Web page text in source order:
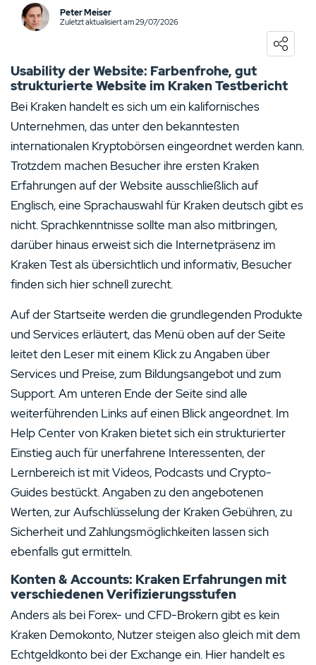
NUTZER BEWERTUNG
5 Sterne
4 Sterne
2 Sterne
1 Stern
Peter Meiser
Zuletzt aktualisiert am 29/07/2026
Usability der Website: Farbenfrohe, gut
strukturierte Website im Kraken Testbericht
Bei Kraken handelt es sich um ein kalifornisches
Unternehmen, das unter den bekanntesten
internationalen Kryptobörsen eingeordnet werden kann.
Trotzdem machen Besucher ihre ersten Kraken
Erfahrungen auf der Website ausschließlich auf
Englisch, eine Sprachauswahl für Kraken deutsch gibt es
nicht. Sprachkenntnisse sollte man also mitbringen,
darüber hinaus erweist sich die Internetpräsenz im
Kraken Test als übersichtlich und informativ, Besucher
finden sich hier schnell zurecht.
Auf der Startseite werden die grundlegenden Produkte
und Services erläutert, das Menü oben auf der Seite
leitet den Leser mit einem Klick zu Angaben über
Services und Preise, zum Bildungsangebot und zum
Support. Am unteren Ende der Seite sind alle
weiterführenden Links auf einen Blick angeordnet. Im
Help Center von Kraken bietet sich ein strukturierter
Einstieg auch für unerfahrene Interessenten, der
Lernbereich ist mit Videos, Podcasts und Crypto-
Guides bestückt. Angaben zu den angebotenen
Werten, zur Aufschlüsselung der Kraken Gebühren, zu
Sicherheit und Zahlungsmöglichkeiten lassen sich
ebenfalls gut ermitteln.
Konten & Accounts: Kraken Erfahrungen mit
verschiedenen Verifizierungsstufen
Anders als bei Forex- und CFD-Brokern gibt es kein
Kraken Demokonto, Nutzer steigen also gleich mit dem
Echtgeldkonto bei der Exchange ein. Hier handelt es